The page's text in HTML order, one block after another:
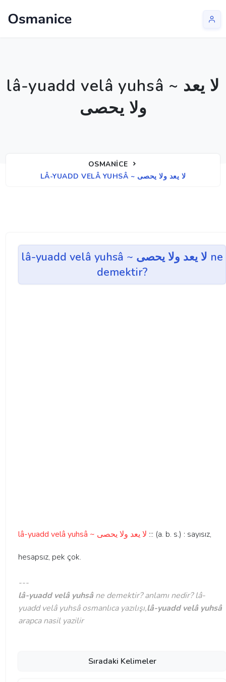
lâ-yuadd velâ yuhsâ ~ لا يعد
ولا يحصی
OSMANICE
LÂ-YUADD VELÂ YUHSÂ ~ لا يعد ولا يحصی
lâ-yuadd velâ yuhsâ ~ لا يعد ولا يحصی ne
demektir?
lâ-yuadd velâ yuhsâ ~ لا يعد ولا يحصی ::: (a. b. s.) : sayısız,
hesapsız, pek çok.
---
lâ-yuadd velâ yuhsâ ne demektir? anlamı nedir? lâ-
yuadd velâ yuhsâ osmanlıca yazılışı,lâ-yuadd velâ yuhsâ
arapca nasil yazilir
Sıradaki Kelimeler